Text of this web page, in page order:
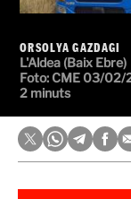
ORSOLYA GAZDAGI
L'Aldea (Baix Ebre)
Foto: CME 03/02/
2 minuts